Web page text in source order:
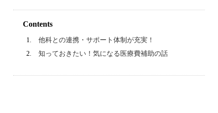
Contents
他科との連携・サポート体制が充実！
知っておきたい！気になる医療費補助の話